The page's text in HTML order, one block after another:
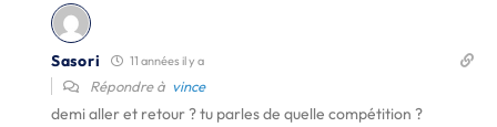
Sasori 11 années il y a
Répondre à vince
demi aller et retour ? tu parles de quelle compétition ?